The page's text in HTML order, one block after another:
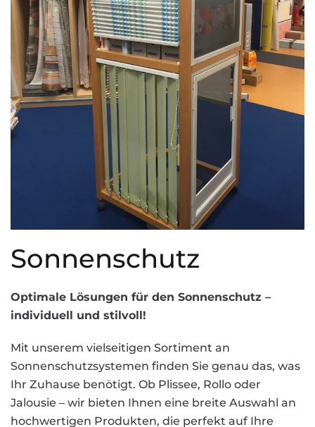
Sonnenschutz
Optimale Lösungen für den Sonnenschutz –
individuell und stilvoll!
Mit unserem vielseitigen Sortiment an
Sonnenschutzsystemen finden Sie genau das, was
Ihr Zuhause benötigt. Ob Plissee, Rollo oder
Jalousie – wir bieten Ihnen eine breite Auswahl an
hochwertigen Produkten, die perfekt auf Ihre